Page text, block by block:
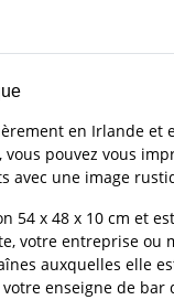
en Irlande
vous pouvez vous
avec une image
54 x 48 x 10 cm et
votre entreprise
auxquelles elle
enseigne de